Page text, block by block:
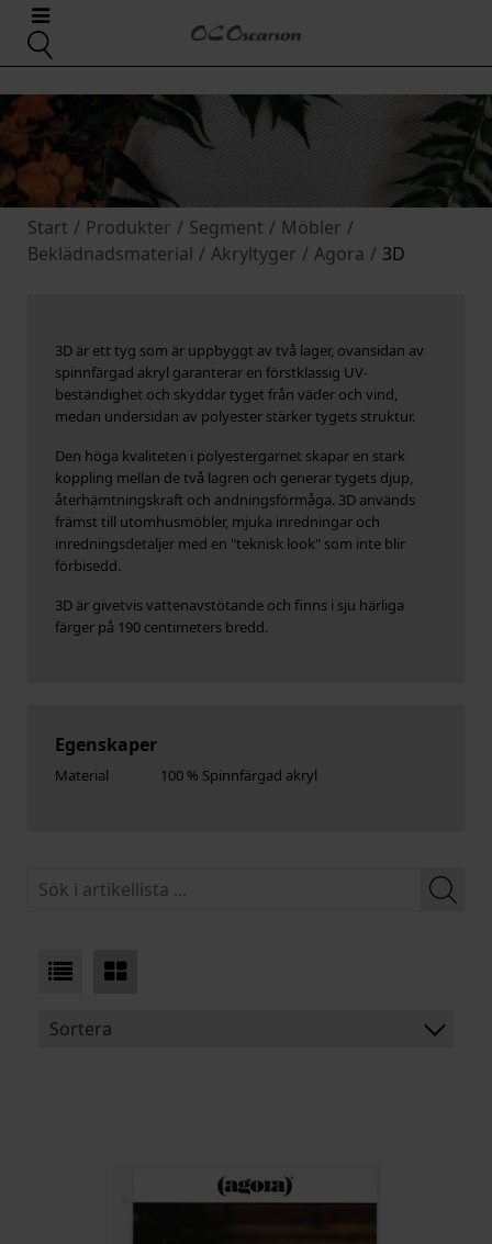
Start / Produkter / Segment / Möbler /
Beklädnadsmaterial / Akryltyger / Agora / 3D
3D är ett tyg som är uppbyggt av två lager, ovansidan av
spinnfärgad akryl garanterar en förstklassig UV-
beständighet och skyddar tyget från väder och vind,
medan undersidan av polyester stärker tygets struktur.
Den höga kvaliteten i polyestergarnet skapar en stark
koppling mellan de två lagren och generar tygets djup,
återhämtningskraft och andningsförmåga. 3D används
främst till utomhusmöbler, mjuka inredningar och
inredningsdetaljer med en "teknisk look" som inte blir
förbisedd.
3D är givetvis vattenavstötande och finns i sju härliga
färger på 190 centimeters bredd.
Egenskaper
Material 100 % Spinnfärgad akryl
Sortera
ARTIKELKOD: